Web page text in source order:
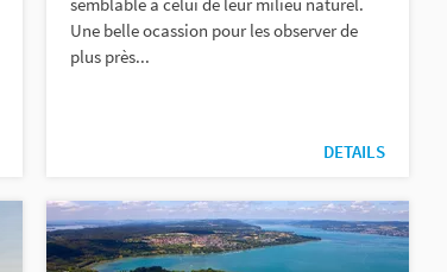
Une belle ocassion pour les observer de
plus près...
DETAILS